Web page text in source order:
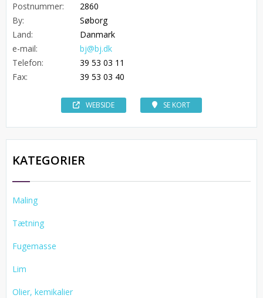
Postnummer:
2860
By:
Søborg
Land:
Danmark
e-mail:
bj@bj.dk
Telefon:
39 53 03 11
Fax:
39 53 03 40
WEBSIDE SE KORT
KATEGORIER
Maling
Tætning
Fugemasse
Lim
Olier, kemikalier